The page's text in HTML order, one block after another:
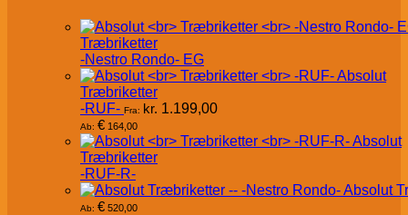
Træbriketter
-Nestro Rondo- EG
Absolut
Træbriketter
-RUF- Fra: kr. 1.199,00
Ab: € 164,00
Absolut
Træbriketter
-RUF-R-
Absolut
Ab: € 520,00